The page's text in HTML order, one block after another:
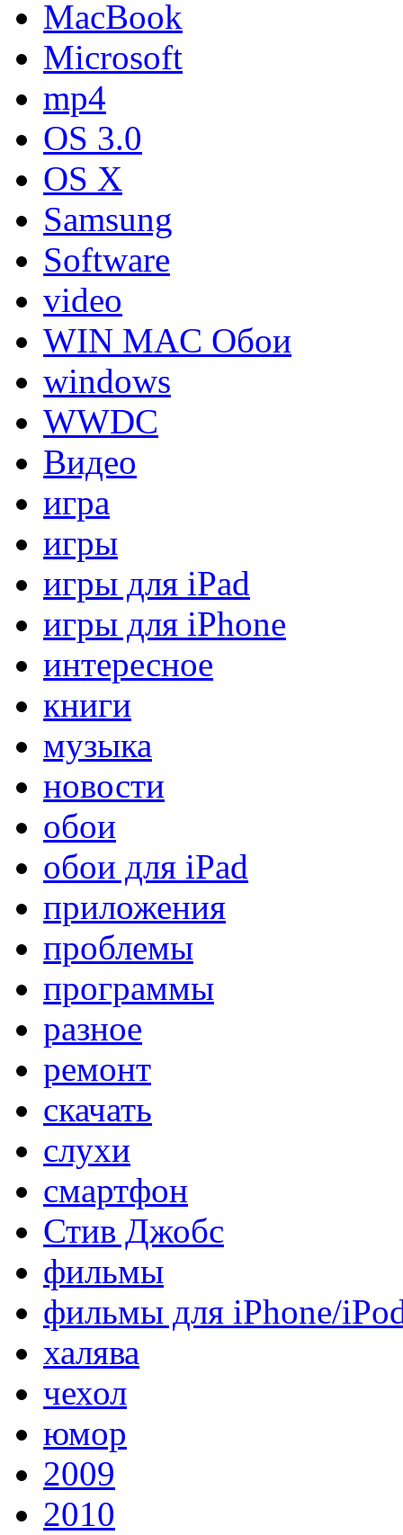
MacBook
Microsoft
mp4
OS 3.0
OS X
Samsung
Software
video
WIN MAC Обои
windows
WWDC
Видео
игра
игры
игры для iPad
игры для iPhone
интересное
книги
музыка
новости
обои
обои для iPad
приложения
проблемы
программы
разное
ремонт
скачать
слухи
смартфон
Стив Джобс
фильмы
фильмы для iPhone/
халява
чехол
юмор
2009
2010